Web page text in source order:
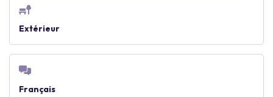
Extérieur
Français